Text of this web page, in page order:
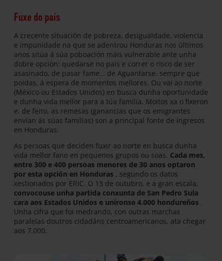
Fuxe do país
A crecente situación de pobreza, desigualdade, violencia
e impunidade na que se adentrou Honduras nos últimos
anos sitúa á súa poboación máis vulnerable ante unha
dobre opción: quedarse no país e correr o risco de ser
asasinado, de pasar fame… de Aguantarse. sempre que
poidas, á espera de momentos mellores. Ou vai ao norte
(México ou Estados Unidos) en busca dunha oportunidade
e dunha vida mellor para a túa familia. Moitos xa o fixeron
e, de feito, as remesas (ganancias que os emigrantes
envían ás súas familias) son a principal fonte de ingresos
en Honduras.
As persoas que deciden fuxir ao norte en busca dunha
vida mellor fano en pequenos grupos ou soas. Cada mes,
entre 300 e 400 persoas menores de 30 anos optaron
por esta opción en Honduras , segundo os datos
xestionados por ERIC. O 13 de outubro, e a gran escala,
convocouse unha partida conxunta de San Pedro Sula
cara aos Estados Unidos e uníronse 4.000 hondureños .
Unha cifra que foi medrando, con outras marchas
paralelas doutros cidadáns centroamericanos, ata chegar
aos 7.000.